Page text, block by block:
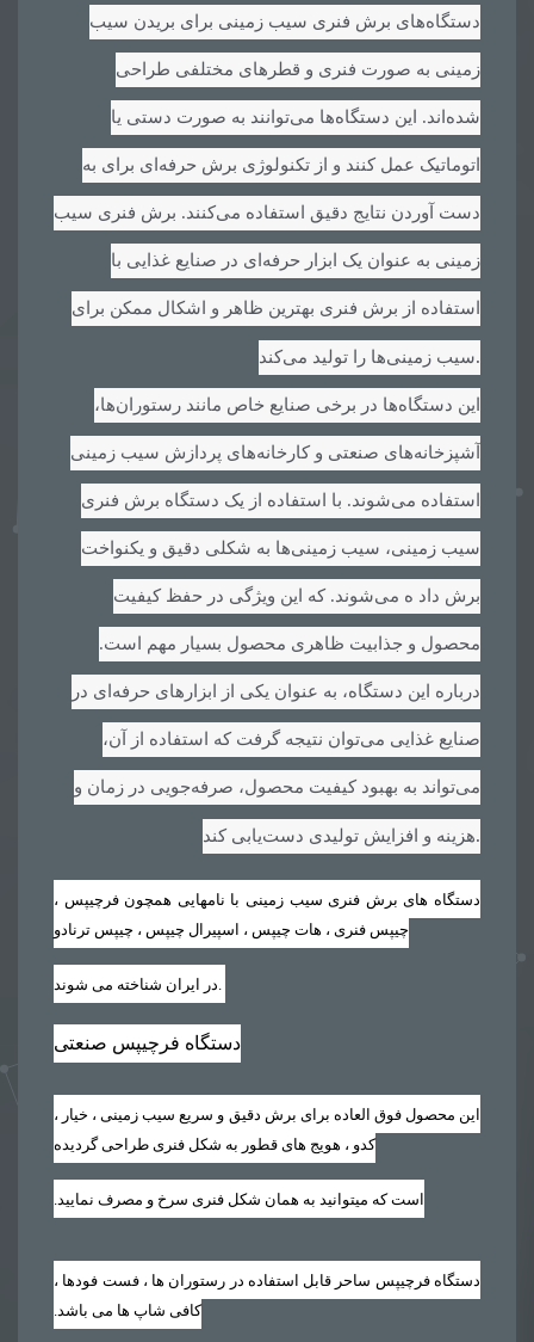
دستگاه‌های برش فنری سیب زمینی برای بریدن سیب
زمینی به صورت فنری و قطرهای مختلفی طراحی
شده‌اند. این دستگاه‌ها می‌توانند به صورت دستی یا
اتوماتیک عمل کنند و از تکنولوژی برش حرفه‌ای برای به
دست آوردن نتایج دقیق استفاده می‌کنند. برش فنری سیب
زمینی به عنوان یک ابزار حرفه‌ای در صنایع غذایی با
استفاده از برش فنری بهترین ظاهر و اشکال ممکن برای
سیب زمینی‌ها را تولید می‌کند.
این دستگاه‌ها در برخی صنایع خاص مانند رستوران‌ها،
آشپزخانه‌های صنعتی و کارخانه‌های پردازش سیب زمینی
استفاده می‌شوند. با استفاده از یک دستگاه برش فنری
سیب زمینی، سیب زمینی‌ها به شکلی دقیق و یکنواخت
برش داد ه می‌شوند. که این ویژگی در حفظ کیفیت
محصول و جذابیت ظاهری محصول بسیار مهم است.
درباره این دستگاه، به عنوان یکی از ابزارهای حرفه‌ای در
صنایع غذایی می‌توان نتیجه گرفت که استفاده از آن،
می‌تواند به بهبود کیفیت محصول، صرفه‌جویی در زمان و
هزینه و افزایش تولیدی دست‌یابی کند.
دستگاه های برش فنری سیب زمینی با نامهایی همچون فرچیپس ،
چیپس فنری ، هات چیپس ، اسپیرال چیپس ، چیپس ترنادو
در ایران شناخته می شوند
دستگاه فرچیپس صنعتی
این محصول فوق العاده برای برش دقیق و سریع سیب زمینی ، خیار ،
کدو ، هویج های قطور به شکل فنری طراحی گردیده
است که میتوانید به همان شکل فنری سرخ و مصرف نمایید‏.‏
دستگاه فرچیپس ساحر قابل استفاده در رستوران ها ، فست فودها ،
کافی شاپ ها می باشد‏.‏